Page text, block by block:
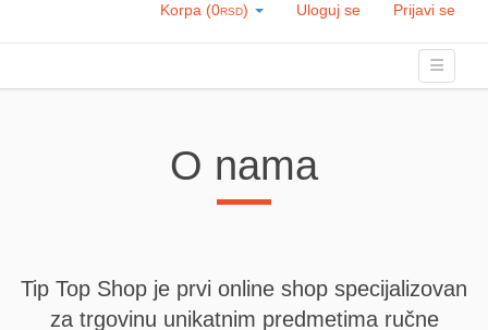
Korpa (0RSD) Uloguj se Prijavi se
Menu Toggle
O nama
Tip Top Shop je prvi online shop specijalizovan
za trgovinu unikatnim predmetima ručne